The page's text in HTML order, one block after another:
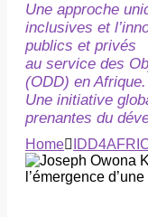
Une approche
inclusives et
publics et privés
au service des
(ODD) en Afrique.
Une initiative
prenantes du
Home